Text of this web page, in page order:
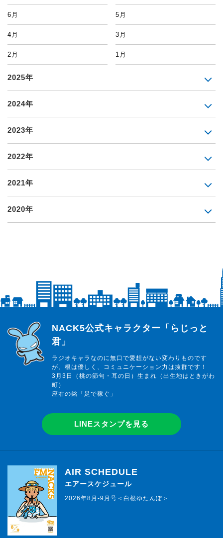
6月 5月
4月 3月
2月 1月
2025年
2024年
2023年
2022年
2021年
2020年
らじっと君
NACK5公式キャラクター「らじっと
君」
ラジオキャラなのに無口で愛想がない変わりものです
が、根は優しく、コミュニケーション力は抜群です！
3月3日（桃の節句・耳の日）生まれ（出生地はときがわ
町）
座右の銘「足で稼ぐ」
LINEスタンプを見る
AIR SCHEDULE
エアースケジュール
2026年8月-9月号＜白根ゆたんぽ＞